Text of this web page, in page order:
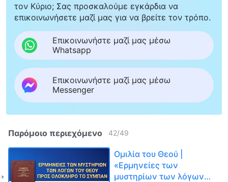
τον Κύριο; Σας προσκαλούμε εγκάρδια να
επικοινωνήσετε μαζί μας για να βρείτε τον τρόπο.
Επικοινωνήστε μαζί μας μέσω
Whatsapp
Επικοινωνήστε μαζί μας μέσω
Messenger
Παρόμοιο περιεχόμενο 42/49
Ομιλία του Θεού |
«Ερμηνείες των
μυστηρίων των λόγων